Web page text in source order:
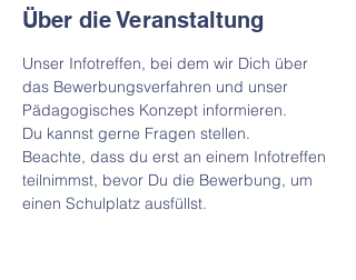
Über die Veranstaltung
Unser Infotreffen, bei dem wir Dich über
das Bewerbungsverfahren und unser
Pädagogisches Konzept informieren.
Du kannst gerne Fragen stellen.
Beachte, dass du erst an einem Infotreffen
teilnimmst, bevor Du die Bewerbung, um
einen Schulplatz ausfüllst.